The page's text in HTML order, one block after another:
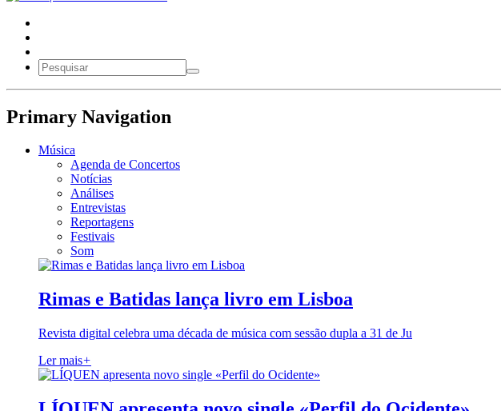
Primary Navigation
Música
Agenda de Concertos
Notícias
Análises
Entrevistas
Reportagens
Festivais
Som
Rimas e Batidas lança livro em Lisboa
Revista digital celebra uma década de música com sessão dupla a 31 de Ju
Ler mais+